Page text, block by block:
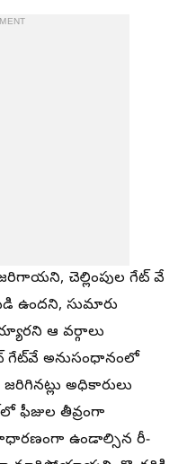
చెల్లింపుల గేట్ వే
ఉందని, సుమారు
ఆ వర్గాలు
అనుసంధానంలో
అధికారులు
ఫీజుల తీవ్రంగా
ఉండాల్సిన రీ-